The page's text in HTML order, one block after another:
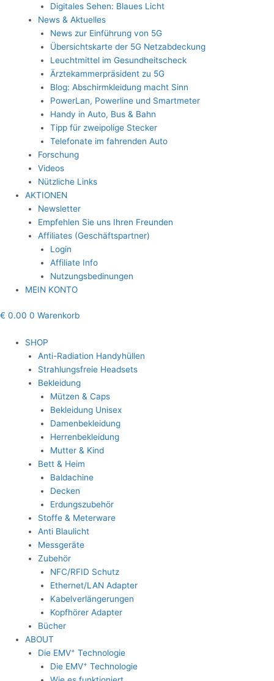
Digitales Sehen: Blaues Licht
News & Aktuelles
News zur Einführung von 5G
Übersichtskarte der 5G Netzabdeckung
Leuchtmittel im Gesundheitscheck
Ärztekammerpräsident zu 5G
Blog: Abschirmkleidung macht Sinn
PowerLan, Powerline und Smartmeter
Handy in Auto, Bus & Bahn
Tipp für zweipolige Stecker
Telefonate im fahrenden Auto
Forschung
Videos
Nützliche Links
AKTIONEN
Newsletter
Empfehlen Sie uns Ihren Freunden
Affiliates (Geschäftspartner)
Login
Affiliate Info
Nutzungsbedinungen
MEIN KONTO
€ 0.00 0 Warenkorb
SHOP
Anti-Radiation Handyhüllen
Strahlungsfreie Headsets
Bekleidung
Mützen & Caps
Bekleidung Unisex
Damenbekleidung
Herrenbekleidung
Mutter & Kind
Bett & Heim
Baldachine
Decken
Erdungszubehör
Stoffe & Meterware
Anti Blaulicht
Messgeräte
Zubehör
NFC/RFID Schutz
Ethernet/LAN Adapter
Kabelverlängerungen
Kopfhörer Adapter
Bücher
ABOUT
Die EMV+ Technologie
Die EMV+ Technologie